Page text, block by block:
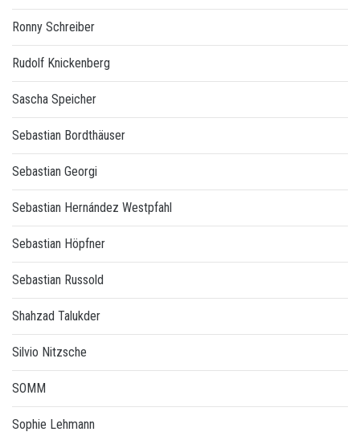
Ronny Schreiber
Rudolf Knickenberg
Sascha Speicher
Sebastian Bordthäuser
Sebastian Georgi
Sebastian Hernández Westpfahl
Sebastian Höpfner
Sebastian Russold
Shahzad Talukder
Silvio Nitzsche
SOMM
Sophie Lehmann